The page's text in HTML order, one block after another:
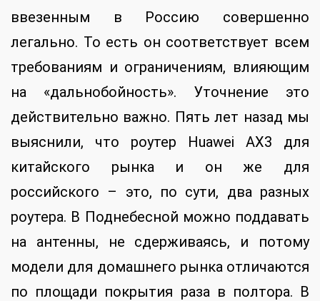
ввезенным в Россию совершенно
легально. То есть он соответствует всем
требованиям и ограничениям, влияющим
на «дальнобойность». Уточнение это
действительно важно. Пять лет назад мы
выяснили, что роутер Huawei AX3 для
китайского рынка и он же для
российского – это, по сути, два разных
роутера. В Поднебесной можно поддавать
на антенны, не сдерживаясь, и потому
модели для домашнего рынка отличаются
по площади покрытия раза в полтора. В